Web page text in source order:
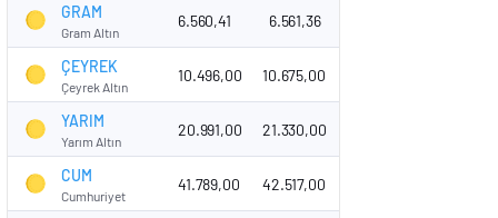
GRAM
Gram Altın
6.560,41 6.561,36
ÇEYREK
Çeyrek Altın
10.496,00 10.675,00
YARIM
Yarım Altın
20.991,00 21.330,00
CUM
Cumhuriyet
41.789,00 42.517,00